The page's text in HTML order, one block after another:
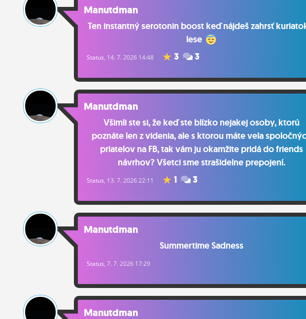
Manutdman
Ten instantný serotonin boost keď nájdeš zahrsť
lese
Status, 14. 7. 2026 14:48 3 3
Manutdman
Všimli ste si, že keď ste blízko nejakej osoby, ktorú
poznáte len z videnia, ale s ktorou máte vela
priatelov na FB, tak vám ju okamžite pridá do friends
návrhov? Všetci sme strašidelne prepojení.
Status, 13. 7. 2026 22:11 1 3
Manutdman
Summertime Sadness
Status, 7. 7. 2026 17:29
Manutdman